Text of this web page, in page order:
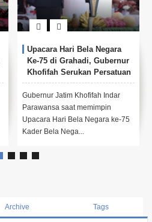
Upacara Hari Bela Negara
Ke-75 di Grahadi, Gubernur
Khofifah Serukan Persatuan
Gubernur Jatim Khofifah Indar
Parawansa saat memimpin
Upacara Hari Bela Negara ke-75
Kader Bela Nega...
Archive Tags